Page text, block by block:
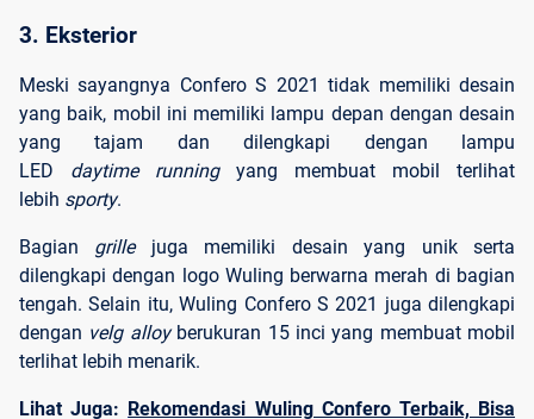
3. Eksterior
Meski sayangnya Confero S 2021 tidak memiliki desain
yang baik, mobil ini memiliki lampu depan dengan desain
yang tajam dan dilengkapi dengan lampu
LED daytime runningyang membuat mobil terlihat
lebih sporty.
Bagian grillejuga memiliki desain yang unik serta
dilengkapi dengan logo Wuling berwarna merah di bagian
tengah. Selain itu, Wuling Confero S 2021 juga dilengkapi
dengan velg alloyberukuran 15 inci yang membuat mobil
terlihat lebih menarik.
Lihat Juga: Rekomendasi Wuling Confero Terbaik, Bisa